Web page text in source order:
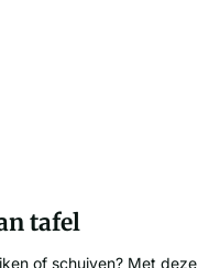
tafel
of schuiven? Met deze